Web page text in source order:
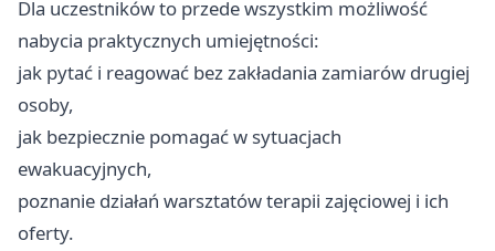
Dla uczestników to przede wszystkim możliwość
nabycia praktycznych umiejętności:
jak pytać i reagować bez zakładania zamiarów drugiej
osoby,
jak bezpiecznie pomagać w sytuacjach
ewakuacyjnych,
poznanie działań warsztatów terapii zajęciowej i ich
oferty.